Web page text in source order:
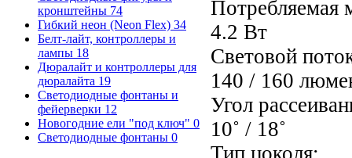
кронштейны 74
Гибкий неон (Neon Flex) 34
Белт-лайт, контроллеры и
лампы 18
Дюралайт и контроллеры для
дюралайта 19
Светодиодные фонтаны и
фейерверки 12
Новогодние ели "под ключ" 0
Светодиодные фонтаны 0
Потребляемая
4.2 Вт
Световой
140 / 160
Угол
10˚ / 18˚
Тип цоколя: